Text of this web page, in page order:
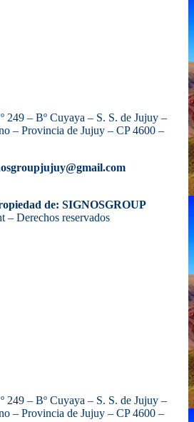
249 – Bº Cuyaya – S. S. de Jujuy –
– Provincia de Jujuy – CP 4600 –
de: SIGNOSGROUP
– Derechos reservados
249 – Bº Cuyaya – S. S. de Jujuy –
– Provincia de Jujuy – CP 4600 –